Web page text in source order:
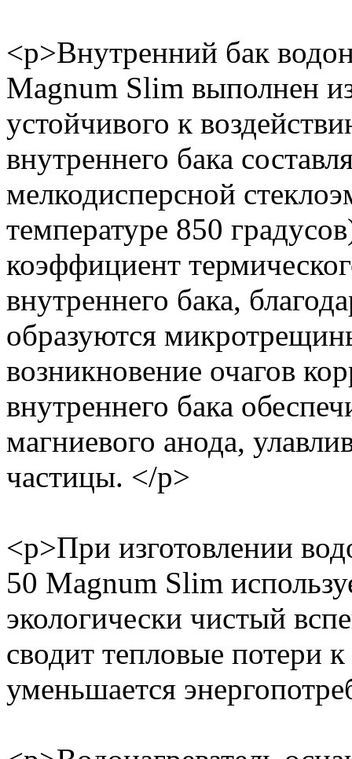
<p>Внутренний бак
Magnum Slim выполнен
устойчивого к
внутреннего бака
мелкодисперсной
температуре 850
коэффициент
внутреннего бака,
образуются
возникновение очагов
внутреннего бака
магниевого анода,
частицы. </p>
<p>При изготовлении
50 Magnum Slim
экологически чистый
сводит тепловые потери
уменьшается